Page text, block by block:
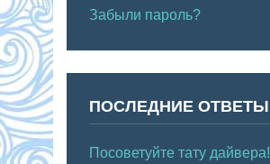
Забыли пароль?
ПОСЛЕДНИЕ ОТВЕТЫ
Посоветуйте тату дайвера!